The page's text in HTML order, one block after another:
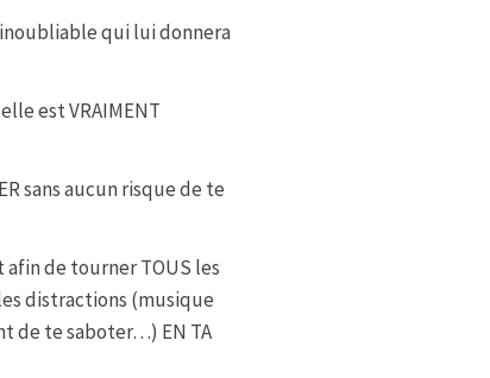
qui lui donnera
est VRAIMENT
sans aucun risque de te
de tourner TOUS les
distractions (musique
de te saboter…) EN TA